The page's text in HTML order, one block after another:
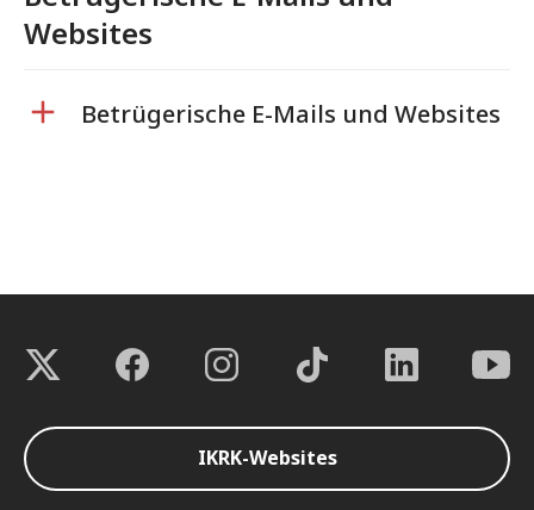
Websites
Betrügerische E-Mails und Websites
IKRK-Websites